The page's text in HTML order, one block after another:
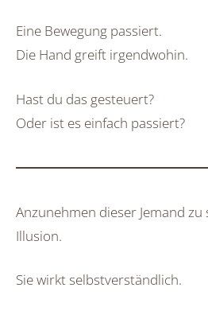
Eine Bewegung passiert.
Die Hand greift irgendwohin.
Hast du das gesteuert?
Oder ist es einfach passiert?
Anzunehmen dieser Jemand zu
Illusion.
Sie wirkt selbstverständlich.